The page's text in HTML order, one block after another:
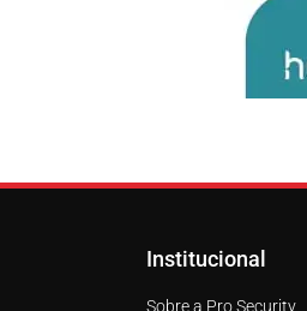
Institucional
Sobre a Pro Security